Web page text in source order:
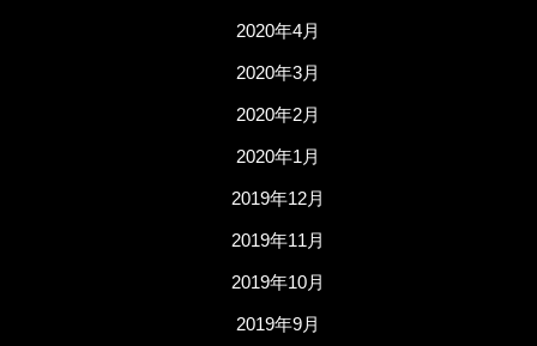
2020年4月
2020年3月
2020年2月
2020年1月
2019年12月
2019年11月
2019年10月
2019年9月